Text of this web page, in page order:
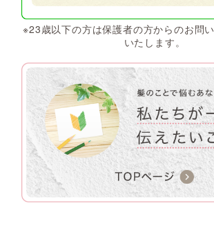
※23歳以下の方は保護者の方からのお問
いたします。